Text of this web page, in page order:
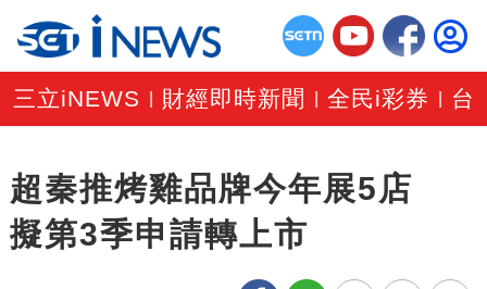
三立iNEWS 財經即時新聞 |全民i彩券 台
超秦推烤雞品牌今年展5店
擬第3季申請轉上市